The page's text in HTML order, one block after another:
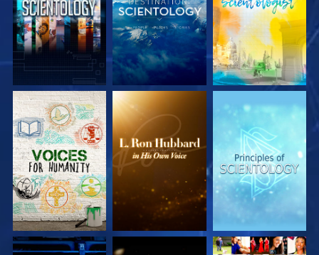
UTFORSKA
SERIEN
UTFORSKA
SERIEN
UTFORSKA
SERIEN